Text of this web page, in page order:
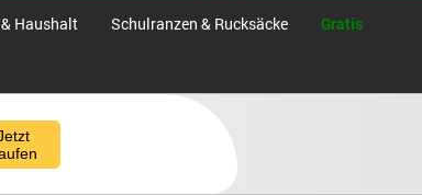
Haushalt Schulranzen & Rucksäcke Gratis